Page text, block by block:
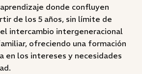
donde confluyen
de los 5 años, sin límite de
intercambio intergeneracional
ofreciendo una formación
en los intereses y necesidades